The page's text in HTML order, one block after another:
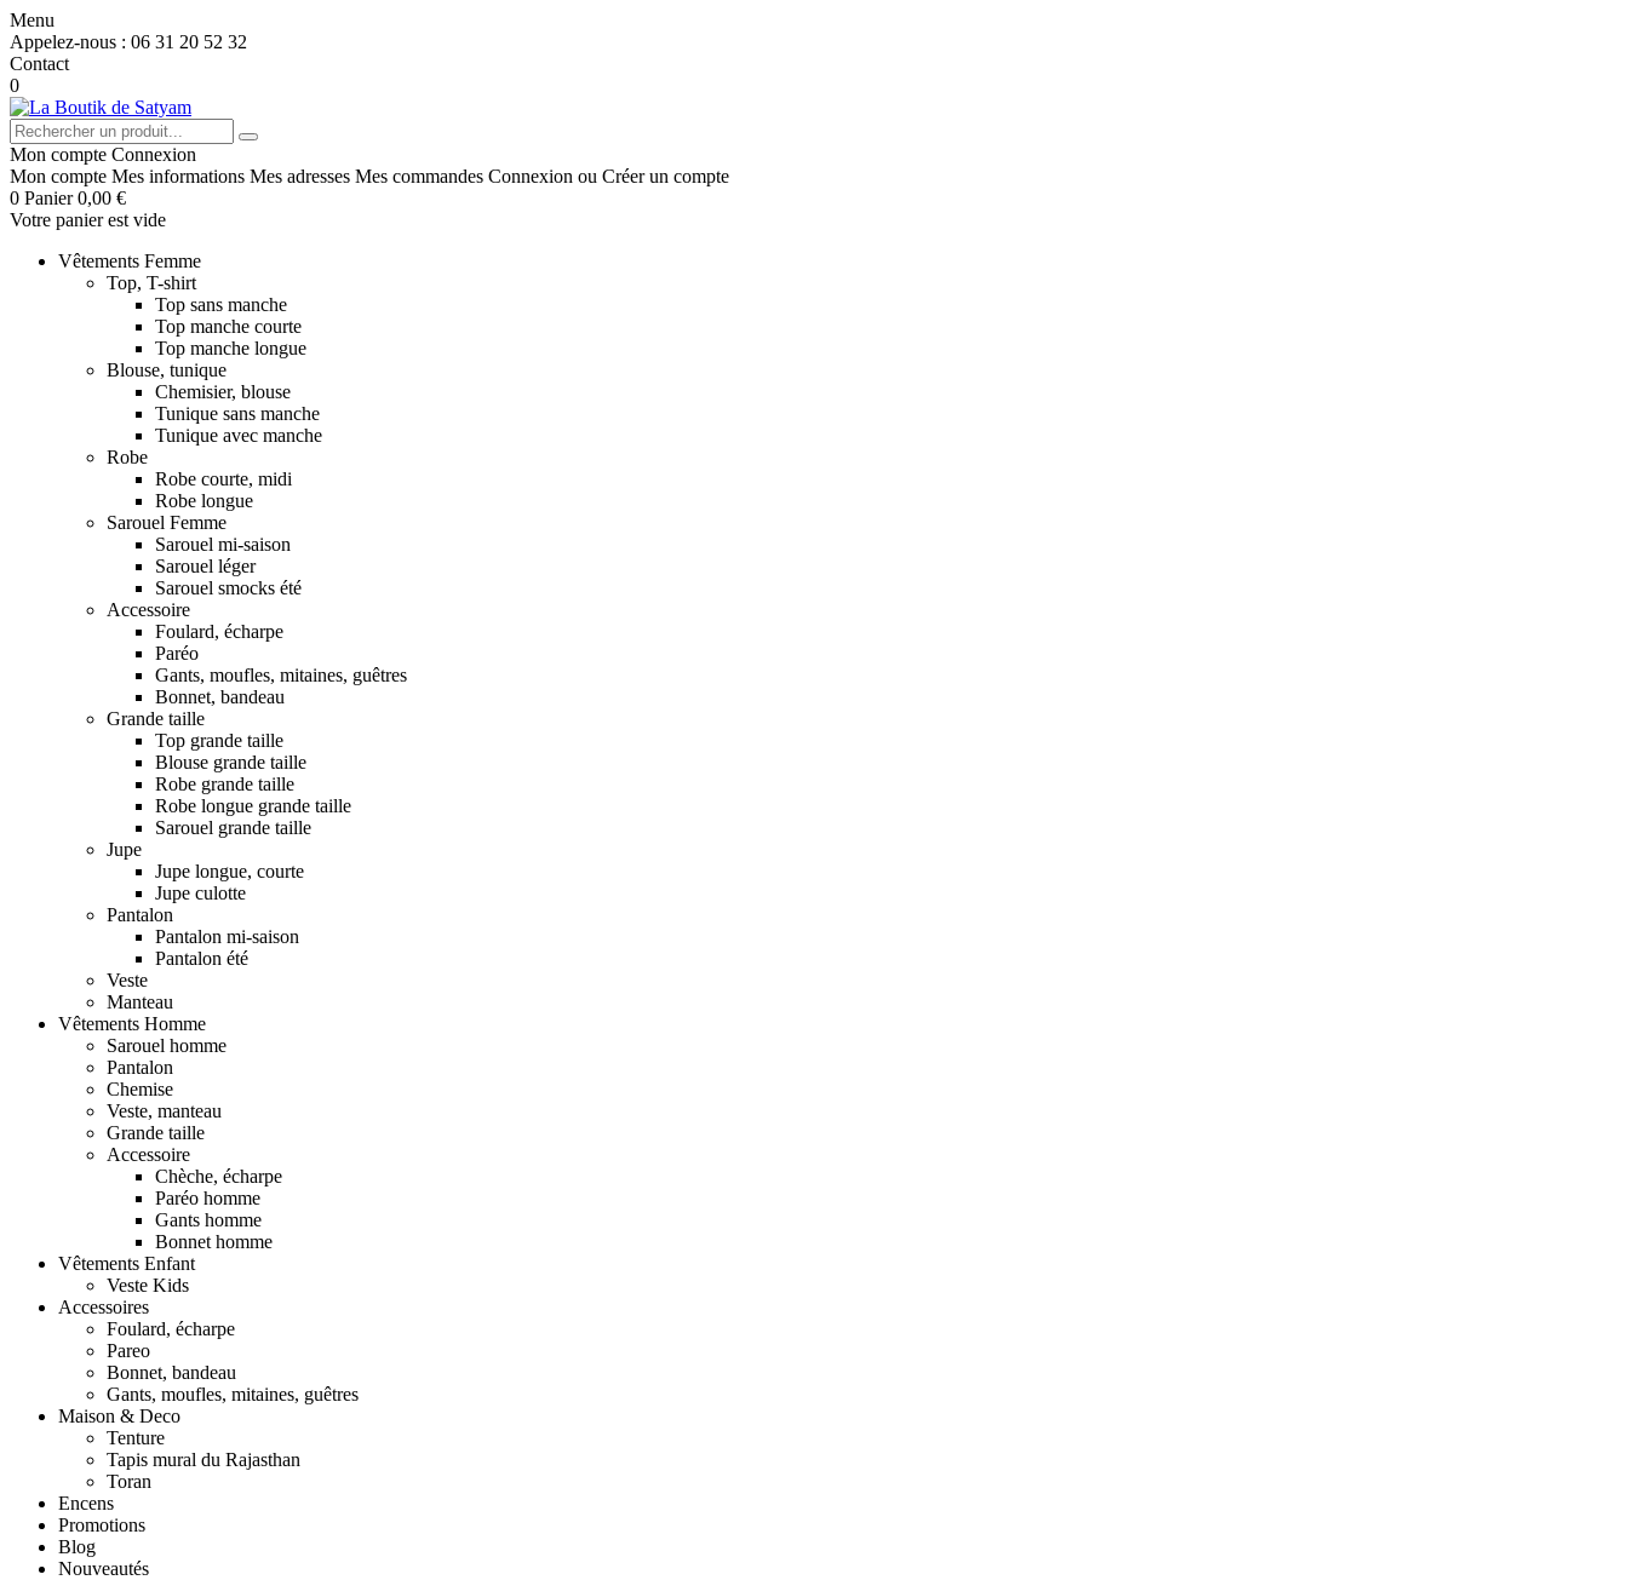
Menu
Appelez-nous : 06 31 20 52 32
Contact
0
Mon compte Connexion
Mon compte Mes informations Mes adresses Mes commandes Connexion ou Créer un compte
0 Panier 0,00 €
Votre panier est vide
Vêtements Femme
Top, T-shirt
Top sans manche
Top manche courte
Top manche longue
Blouse, tunique
Chemisier, blouse
Tunique sans manche
Tunique avec manche
Robe
Robe courte, midi
Robe longue
Sarouel Femme
Sarouel mi-saison
Sarouel léger
Sarouel smocks été
Accessoire
Foulard, écharpe
Paréo
Gants, moufles, mitaines, guêtres
Bonnet, bandeau
Grande taille
Top grande taille
Blouse grande taille
Robe grande taille
Robe longue grande taille
Sarouel grande taille
Jupe
Jupe longue, courte
Jupe culotte
Pantalon
Pantalon mi-saison
Pantalon été
Veste
Manteau
Vêtements Homme
Sarouel homme
Pantalon
Chemise
Veste, manteau
Grande taille
Accessoire
Chèche, écharpe
Paréo homme
Gants homme
Bonnet homme
Vêtements Enfant
Veste Kids
Accessoires
Foulard, écharpe
Pareo
Bonnet, bandeau
Gants, moufles, mitaines, guêtres
Maison & Deco
Tenture
Tapis mural du Rajasthan
Toran
Encens
Promotions
Blog
Nouveautés